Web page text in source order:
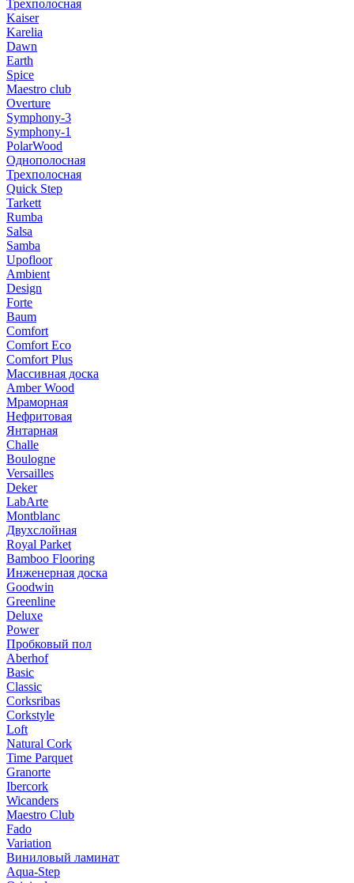
Трехполосная
Kaiser
Karelia
Dawn
Earth
Spice
Maestro club
Overture
Symphony-3
Symphony-1
PolarWood
Однополосная
Трехполосная
Quick Step
Tarkett
Rumba
Salsa
Samba
Upofloor
Ambient
Design
Forte
Baum
Comfort
Comfort Eco
Comfort Plus
Массивная доска
Amber Wood
Мраморная
Нефритовая
Янтарная
Challe
Boulogne
Versailles
Deker
LabArte
Montblanc
Двухслойная
Royal Parket
Bamboo Flooring
Инженерная доска
Goodwin
Greenline
Deluxe
Power
Пробковый пол
Aberhof
Basic
Classic
Corksribas
Corkstyle
Loft
Natural Cork
Time Parquet
Granorte
Ibercork
Wicanders
Мaestro Club
Fado
Variation
Виниловый ламинат
Aqua-Step